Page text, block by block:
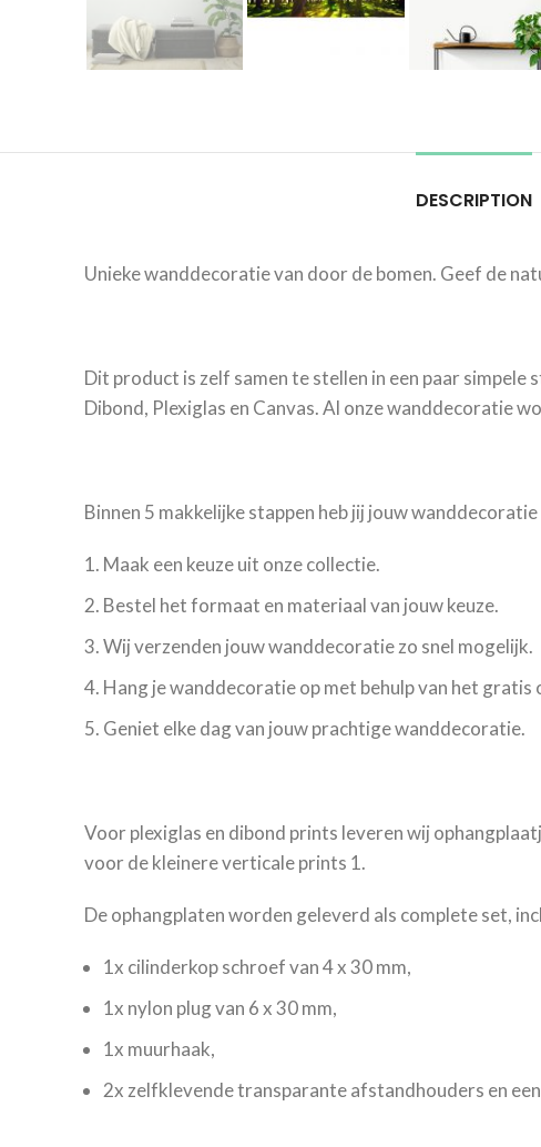
DESCRIPTION
Unieke wanddecoratie van door de bomen. Geef de
Dit product is zelf samen te stellen in een paar simpele
Dibond, Plexiglas en Canvas. Al onze wanddecoratie
Binnen 5 makkelijke stappen heb jij jouw
Maak een keuze uit onze collectie.
Bestel het formaat en materiaal van jouw keuze.
Wij verzenden jouw wanddecoratie zo snel mogelijk.
Hang je wanddecoratie op met behulp van het
Geniet elke dag van jouw prachtige wanddecoratie.
Voor plexiglas en dibond prints leveren wij
voor de kleinere verticale prints 1.
De ophangplaten worden geleverd als complete set,
1x cilinderkop schroef van 4 x 30 mm,
1x nylon plug van 6 x 30 mm,
1x muurhaak,
2x zelfklevende transparante afstandhouders en